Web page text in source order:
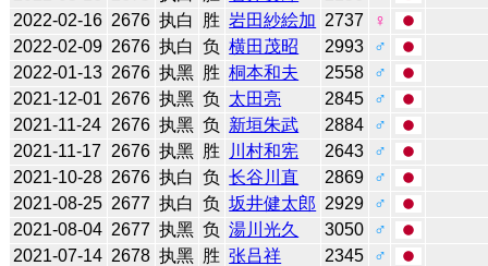
2022-02-16 2676 执白 胜 岩田紗絵加 2737
♀
2022-02-09 2676 执白 负 横田茂昭 2993
♂
2022-01-13 2676 执黑 胜 桐本和夫 2558
♂
2021-12-01 2676 执黑 负 太田亮 2845
♂
2021-11-24 2676 执黑 负 新垣朱武 2884
♂
2021-11-17
2676 执黑 胜 川村和宪 2643
♂
2021-10-28 2676 执白 负 长谷川直 2869
♂
2021-08-25 2677 执白 负 坂井健太郎 2929
♂
2021-08-04 2677 执黑 负 湯川光久 3050
♂
2021-07-14 2678 执黑 胜 张吕祥 2345
♂